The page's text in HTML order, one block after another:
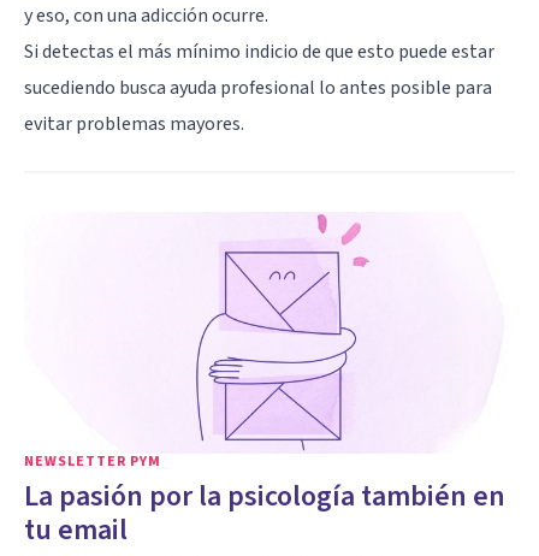
y eso, con una adicción ocurre.
Si detectas el más mínimo indicio de que esto puede estar
sucediendo busca ayuda profesional lo antes posible para
evitar problemas mayores.
NEWSLETTER PYM
La pasión por la psicología también en
tu email